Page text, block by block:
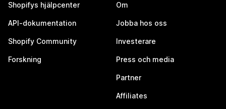
Shopifys hjälpcenter
API-dokumentation
Shopify Community
Forskning
Om
Jobba hos oss
Investerare
Press och media
Partner
Affiliates